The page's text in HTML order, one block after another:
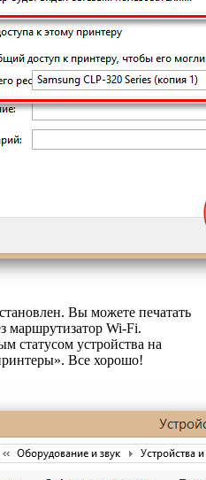
Вы можете печатать
маршрутизатор Wi-Fi.
статусом устройства на
Все хорошо!